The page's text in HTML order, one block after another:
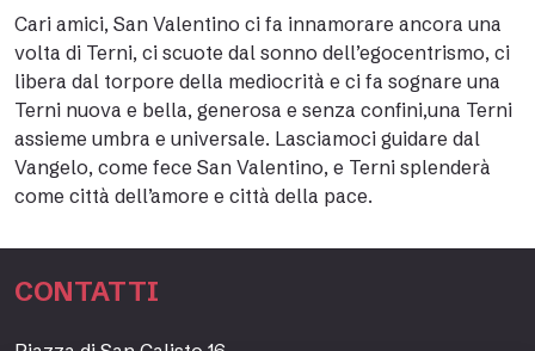
Cari amici, San Valentino ci fa innamorare ancora una
volta di Terni, ci scuote dal sonno dell’egocentrismo, ci
libera dal torpore della mediocrità e ci fa sognare una
Terni nuova e bella, generosa e senza confini,una Terni
assieme umbra e universale. Lasciamoci guidare dal
Vangelo, come fece San Valentino, e Terni splenderà
come città dell’amore e città della pace.
CONTATTI